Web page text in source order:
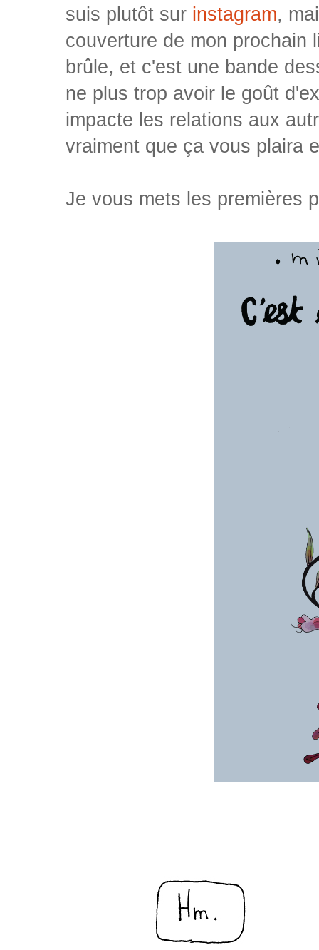
suis plutôt sur instagram,
couverture de mon prochain
brûle, et c'est une bande
ne plus trop avoir le goût
impacte les relations aux
vraiment que ça vous plaira
Je vous mets les premières